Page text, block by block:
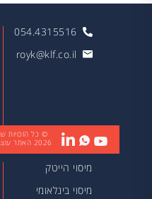
054.4315516
royk@klf.co.il
מיסוי הייטק
מיסוי בינלאומי
© כל הזכויות
2026 האתר